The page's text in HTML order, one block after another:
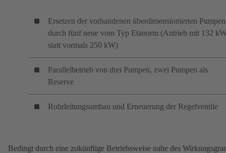
Ersetzen der vorhandenen überdimensionierten Pumpen
durch fünf neue vom Typ Etanorm (Antrieb mit 132
statt vormals 250 kW)
Parallelbetrieb von drei Pumpen, zwei Pumpen als
Reserve
Rohrleitungsumbau und Erneuerung der Regelventile
Bedingt durch eine zukünftige Betriebsweise nahe des